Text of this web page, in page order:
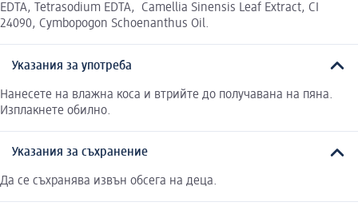
EDTA, Tetrasodium EDTA, Camellia Sinensis Leaf Extract, CI
24090, Cymbopogon Schoenanthus Oil.
Указания за употреба
Нанесете на влажна коса и втрийте до получавана на пяна.
Изплакнете обилно.
Указания за съхранение
Да се съхранява извън обсега на деца.